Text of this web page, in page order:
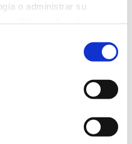
o administrar su
cookies,
pulsa aquí
sobre nuestras políticas
a lonchas
secos, hoy
tapas de